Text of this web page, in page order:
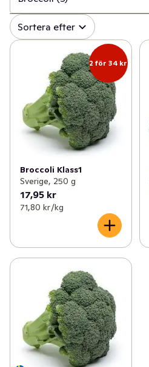
✓ Grönsaker (118)
Potatis & lök (50)
Kålväxter (25)
Bär (12)
Svamp (20)
✓ Frukt- och grönsakslådor
✓ Färska örter
✓ Alla (118)
(36)
Aubergine (2)
✓ Selleri (2)
Pumpa (1)
✓ Majs (3)
✓ Rädisor
Tomater (13)
Gurka (2)
Rotfrukter (20)
Sortera efter
2 för 34 kr
Broccoli Klass1
Sverige, 250 g
17,95 kr
71,80 kr /kg